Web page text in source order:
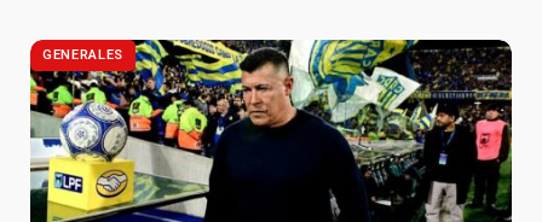
GENERALES